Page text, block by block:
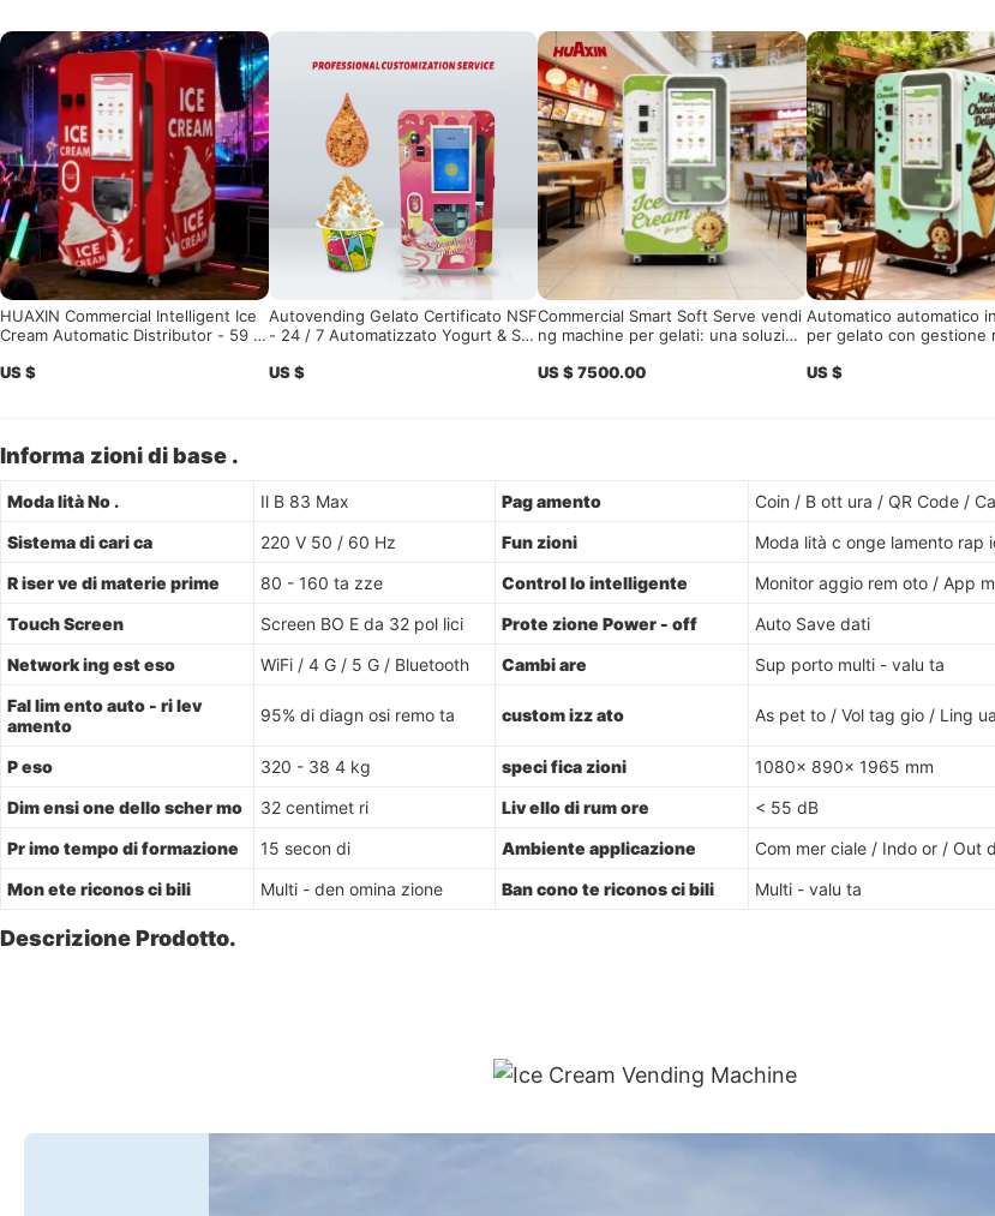
HUAXIN Commercial Intelligent Ice
Cream Automatic Distributor - 59 Fl
ETL
US $
Autovending Gelato Certificato NSF
- 24 / 7 Automatizzato Yogurt & Sof
US $
Commercial Smart Soft Serve vendi
ng machine per gelati: una soluzion
24 / 7
US $ 7500.00
Automatico automatico
per gelato con gestione
rciali e luoghi panoramici
US $
Informa zioni di base .
Moda lità No . Il B 83 Max Pag amento
Coin / B ott ura / QR Code /
Sistema di cari ca
220 V 50 / 60 Hz Fun zioni
Moda lità c onge lamento
R iser ve di materie prime
80 - 160 ta zze Control lo intelligente
Monitor aggio rem oto / App
Touch Screen
Screen BO E da 32 pol lici Prote zione Power - off
Auto Save dati
Network ing est eso
WiFi / 4 G / 5 G / Bluetooth Cambi are
Sup porto multi - valu ta
Fal lim ento auto - ri lev
amento
95% di diagn osi remo ta custom izz ato As pet to / Vol tag gio / Ling ua
P eso 320 - 38 4 kg speci fica zioni
1080× 890× 1965 mm
Dim ensi one dello scher mo
32 centimet ri Liv ello di rum ore
< 55 dB
Pr imo tempo di formazione
15 secon di Ambiente applicazione
Com mer ciale / Indo or / Out
Mon ete riconos ci bili
Multi - den omina zione Ban cono te riconos ci bili Multi - valu ta
Descrizione Prodotto.